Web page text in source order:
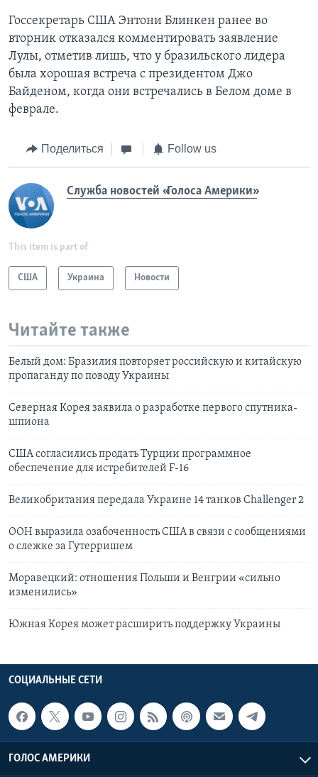
Госсекретарь США Энтони Блинкен ранее во
вторник отказался комментировать заявление
Лулы, отметив лишь, что у бразильского лидера
была хорошая встреча с президентом Джо
Байденом, когда они встречались в Белом доме в
феврале.
Поделиться Follow us
Служба новостей «Голоса Америки»
This item is part of
США Украина Новости
Читайте также
Белый дом: Бразилия повторяет российскую и китайскую
пропаганду по поводу Украины
Северная Корея заявила о разработке первого спутника-
шпиона
США согласились продать Турции программное
обеспечение для истребителей F-16
Великобритания передала Украине 14 танков Challenger 2
ООН выразила озабоченность США в связи с сообщениями
о слежке за Гутерришем
Моравецкий: отношения Польши и Венгрии «сильно
изменились»
Южная Корея может расширить поддержку Украины
СОЦИАЛЬНЫЕ СЕТИ
ГОЛОС АМЕРИКИ